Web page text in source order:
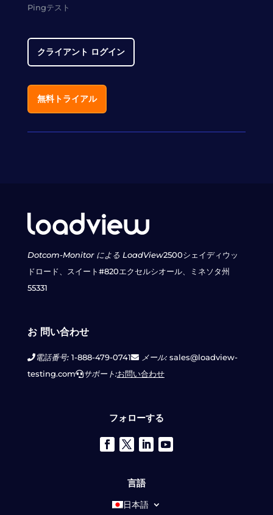
Pingテスト
クライアント ログイン
無料トライアル
Dotcom-Monitor による LoadView2500シェイディウッ
ドロード、スイート#820エクセルシオール、ミネソタ州
55331
お 問い合わせ
電話番号:1-888-479-0741 メール:sales@loadview-
testing.com
サポート:お問い合わせ
フォローする
言語
日本語